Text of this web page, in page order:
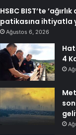
HSBC BIST’te
patikasına ihtiyatla
Ağustos 6, 2026
4